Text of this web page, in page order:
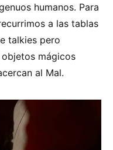
humanos. Para
a las tablas
talkies pero
mágicos
al Mal.